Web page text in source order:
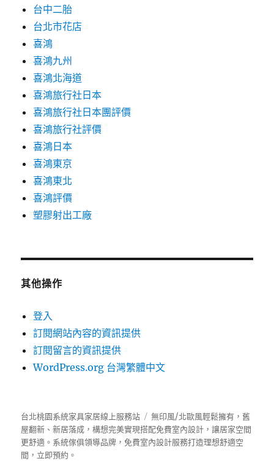
台中二胎
台北市花店
喜鴻
喜鴻九州
喜鴻北海道
喜鴻旅行社日本
喜鴻旅行社日本團評價
喜鴻旅行社評價
喜鴻日本
喜鴻東京
喜鴻東北
喜鴻評價
塑膠射出工廠
其他操作
登入
訂閱網站內容的資訊提供
訂閱留言的資訊提供
WordPress.org 台灣繁體中文
台北桃園系統家具家居線上服務站
無印風/北歐風輕鬆擁有，舊
屋翻新、新居落成，構想完美實現搭配免費室內設計，讓居家空間
更舒適。 系統傢俱領導品牌，免費室內設計服務打造理想舒適空
間，立即預約。